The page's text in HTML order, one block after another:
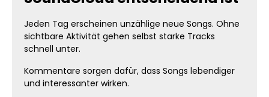
Jeden Tag erscheinen unzählige neue Songs. Ohne
sichtbare Aktivität gehen selbst starke Tracks
schnell unter.
Kommentare sorgen dafür, dass Songs lebendiger
und interessanter wirken.